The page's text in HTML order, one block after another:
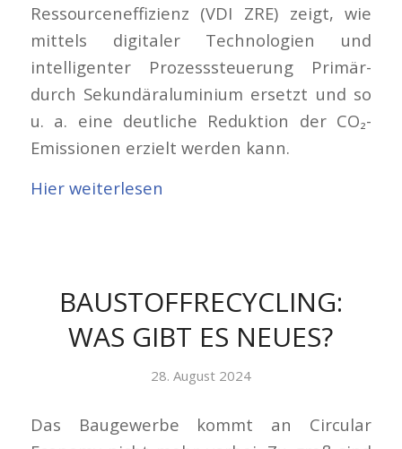
Ressourceneffizienz (VDI ZRE) zeigt, wie
mittels digitaler Technologien und
intelligenter Prozesssteuerung Primär-
durch Sekundäraluminium ersetzt und so
u. a. eine deutliche Reduktion der CO₂-
Emissionen erzielt werden kann.
Hier weiterlesen
BAUSTOFFRECYCLING:
WAS GIBT ES NEUES?
28. August 2024
Das Baugewerbe kommt an Circular